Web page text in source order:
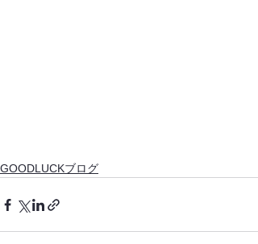
GOODLUCKブログ